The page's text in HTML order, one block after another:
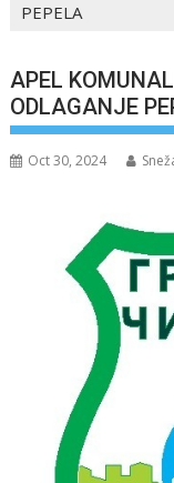
PEPELA
APEL
ODLAGANJE
Oct 30, 2024